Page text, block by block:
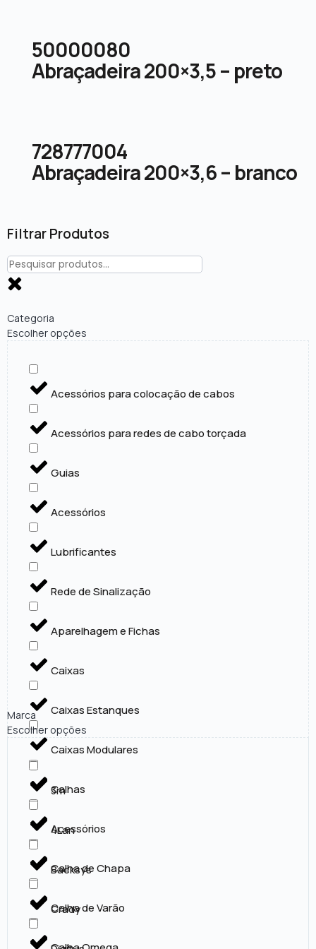
Filtrar Produtos
Categoria
Escolher opções
Acessórios para colocação de cabos
Acessórios para redes de cabo torçada
Guias
Acessórios
Lubrificantes
Rede de Sinalização
Aparelhagem e Fichas
Caixas
Caixas Estanques
Caixas Modulares
Calhas
Acessórios
Calha de Chapa
Calha de Varão
Marca
Escolher opções
3m
4Lan
Backsys
Crady
50000080
Abraçadeira 200×3,5 – preto
728777004
Abraçadeira 200×3,6 – branco